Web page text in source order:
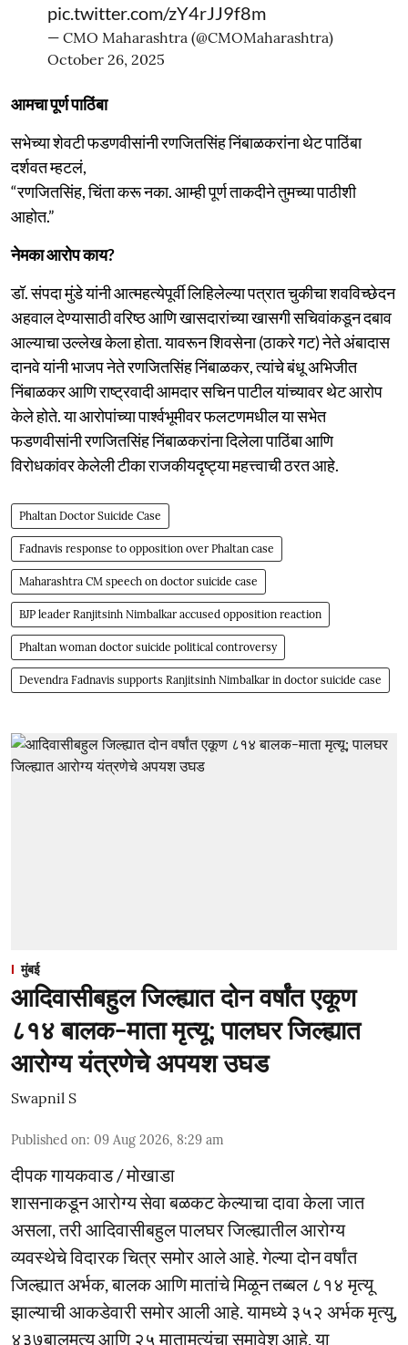
pic.twitter.com/zY4rJJ9f8m
— CMO Maharashtra (@CMOMaharashtra)
October 26, 2025
आमचा पूर्ण पाठिंबा
सभेच्या शेवटी फडणवीसांनी रणजितसिंह निंबाळकरांना थेट पाठिंबा
दर्शवत म्हटलं,
“रणजितसिंह, चिंता करू नका. आम्ही पूर्ण ताकदीने तुमच्या पाठीशी
आहोत.”
नेमका आरोप काय?
डॉ. संपदा मुंडे यांनी आत्महत्येपूर्वी लिहिलेल्या पत्रात चुकीचा शवविच्छेदन
अहवाल देण्यासाठी वरिष्ठ आणि खासदारांच्या खासगी सचिवांकडून दबाव
आल्याचा उल्लेख केला होता. यावरून शिवसेना (ठाकरे गट) नेते अंबादास
दानवे यांनी भाजप नेते रणजितसिंह निंबाळकर, त्यांचे बंधू अभिजीत
निंबाळकर आणि राष्ट्रवादी आमदार सचिन पाटील यांच्यावर थेट आरोप
केले होते. या आरोपांच्या पार्श्वभूमीवर फलटणमधील या सभेत
फडणवीसांनी रणजितसिंह निंबाळकरांना दिलेला पाठिंबा आणि
विरोधकांवर केलेली टीका राजकीयदृष्ट्या महत्त्वाची ठरत आहे.
Phaltan Doctor Suicide Case
Fadnavis response to opposition over Phaltan case
Maharashtra CM speech on doctor suicide case
BJP leader Ranjitsinh Nimbalkar accused opposition reaction
Phaltan woman doctor suicide political controversy
Devendra Fadnavis supports Ranjitsinh Nimbalkar in doctor suicide case
मुंबई
आदिवासीबहुल जिल्ह्यात दोन वर्षांत एकूण
८१४ बालक-माता मृत्यू; पालघर जिल्ह्यात
आरोग्य यंत्रणेचे अपयश उघड
Swapnil S
Published on: 09 Aug 2026, 8:29 am
दीपक गायकवाड / मोखाडा
शासनाकडून आरोग्य सेवा बळकट केल्याचा दावा केला जात
असला, तरी आदिवासीबहुल पालघर जिल्ह्यातील आरोग्य
व्यवस्थेचे विदारक चित्र समोर आले आहे. गेल्या दोन वर्षांत
जिल्ह्यात अर्भक, बालक आणि मातांचे मिळून तब्बल ८१४ मृत्यू
झाल्याची आकडेवारी समोर आली आहे. यामध्ये ३५२ अर्भक मृत्यु,
४३७बालमृत्यू आणि २५ मातामृत्यूंचा समावेश आहे. या